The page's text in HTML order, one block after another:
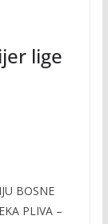
lige
BOSNE
PLIVA –